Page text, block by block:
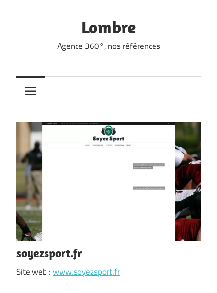
Lombre
Agence 360°, nos références
soyezsport.fr
Site web :www.soyezsport.fr